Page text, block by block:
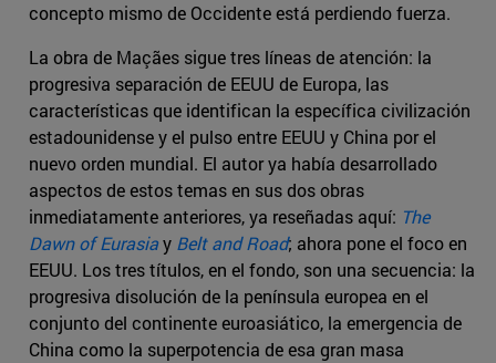
concepto mismo de Occidente está perdiendo fuerza.
La obra de Maçães sigue tres líneas de atención: la
progresiva separación de EEUU de Europa, las
características que identifican la específica civilización
estadounidense y el pulso entre EEUU y China por el
nuevo orden mundial. El autor ya había desarrollado
aspectos de estos temas en sus dos obras
inmediatamente anteriores, ya reseñadas aquí: The
Dawn of Eurasiay Belt and Road; ahora pone el foco en
EEUU. Los tres títulos, en el fondo, son una secuencia: la
progresiva disolución de la península europea en el
conjunto del continente euroasiático, la emergencia de
China como la superpotencia de esa gran masa